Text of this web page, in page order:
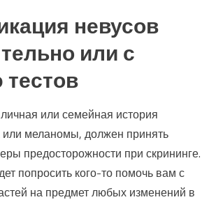
невусов
или с
или семейная история
или меланомы, должен принять
предосторожности при скрининге.
попросить кого-то помочь вам с
на предмет любых изменений в